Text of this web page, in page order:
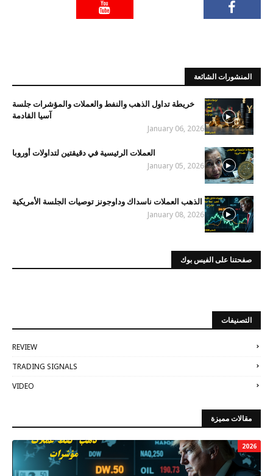
المنشورات الشائعة
خريطة تداول الذهب والنفط والعملات والمؤشرات جلسة
آسيا القادمة
January 06, 2026
العملات الرئيسية في دقيقتين لتداولات أوروبا
January 05, 2026
الذهب العملات ناسداك وداوجونز توصيات الجلسة الأمريكية
January 08, 2026
صفحتنا على الفيس بوك
التصنيفات
REVIEW
TRADING SIGNALS
VIDEO
مقالات مميزة
2026